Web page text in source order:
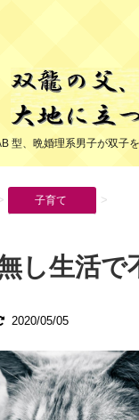
型、晩婚理系男子が双子
> 子育て >
し生活で
2020/05/05